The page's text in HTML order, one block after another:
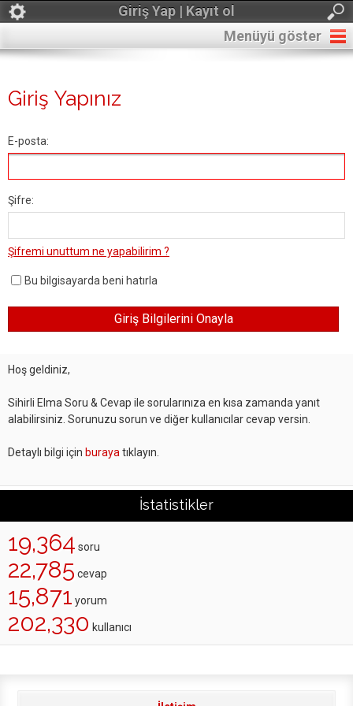
Giriş Yap | Kayıt ol
Menüyü göster
Giriş Yapınız
E-posta:
Şifre:
Şifremi unuttum ne yapabilirim ?
Bu bilgisayarda beni hatırla
Hoş geldiniz,
Sihirli Elma Soru & Cevap ile sorularınıza en kısa zamanda yanıt
alabilirsiniz. Sorunuzu sorun ve diğer kullanıcılar cevap versin.
Detaylı bilgi için buraya tıklayın.
İstatistikler
19,364 soru
22,785 cevap
15,871 yorum
202,330 kullanıcı